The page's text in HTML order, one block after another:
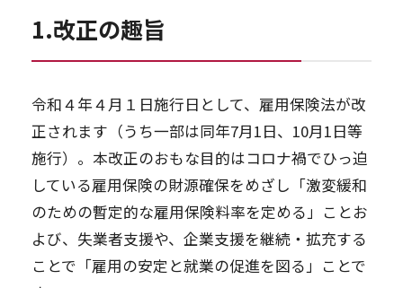
1.改正の趣旨
令和４年４月１日施行日として、雇用保険法が改
正されます（うち一部は同年7月1日、10月1日等
施行）。本改正のおもな目的はコロナ禍でひっ迫
している雇用保険の財源確保をめざし「激変緩和
のための暫定的な雇用保険料率を定める」ことお
よび、失業者支援や、企業支援を継続・拡充する
ことで「雇用の安定と就業の促進を図る」ことで